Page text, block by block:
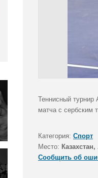
Теннисный турнир
матча с сербским
Категория: Спорт
Место:
Сообщить об